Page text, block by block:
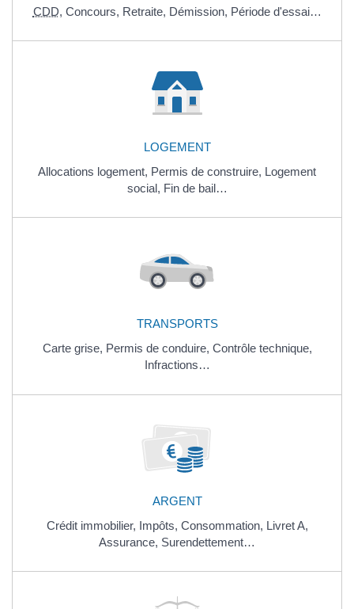
CDD, Concours, Retraite, Démission, Période d'essai…
LOGEMENT
Allocations logement, Permis de construire, Logement
social, Fin de bail…
TRANSPORTS
Carte grise, Permis de conduire, Contrôle technique,
Infractions…
ARGENT
Crédit immobilier, Impôts, Consommation, Livret A,
Assurance, Surendettement…